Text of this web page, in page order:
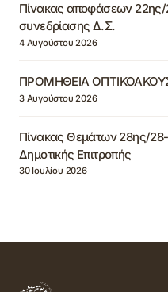
Πίνακας αποφάσεων 22ης/
συνεδρίασης Δ.Σ.
4 Αυγούστου 2026
ΠΡΟΜΗΘΕΙΑ
3 Αυγούστου 2026
Πίνακας Θεμάτων 28ης/
Δημοτικής Επιτροπής
30 Ιουλίου 2026